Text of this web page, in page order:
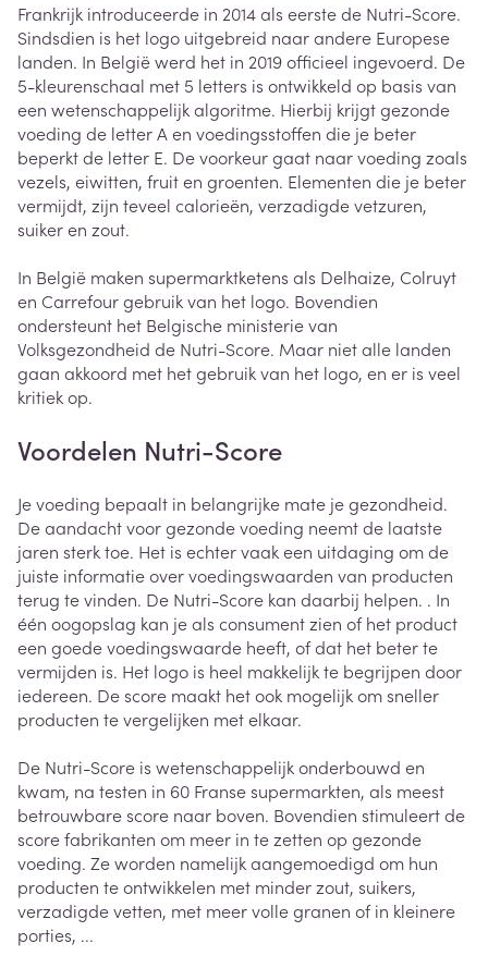
Frankrijk introduceerde in 2014 als eerste de Nutri-Score.
Sindsdien is het logo uitgebreid naar andere Europese
landen. In België werd het in 2019 officieel ingevoerd. De
5-kleurenschaal met 5 letters is ontwikkeld op basis van
een wetenschappelijk algoritme. Hierbij krijgt gezonde
voeding de letter A en voedingsstoffen die je beter
beperkt de letter E. De voorkeur gaat naar voeding zoals
vezels, eiwitten, fruit en groenten. Elementen die je beter
vermijdt, zijn teveel calorieën, verzadigde vetzuren,
suiker en zout.
In België maken supermarktketens als Delhaize, Colruyt
en Carrefour gebruik van het logo. Bovendien
ondersteunt het Belgische ministerie van
Volksgezondheid de Nutri-Score. Maar niet alle landen
gaan akkoord met het gebruik van het logo, en er is veel
kritiek op.
Voordelen Nutri-Score
Je voeding bepaalt in belangrijke mate je gezondheid.
De aandacht voor gezonde voeding neemt de laatste
jaren sterk toe. Het is echter vaak een uitdaging om de
juiste informatie over voedingswaarden van producten
terug te vinden. De Nutri-Score kan daarbij helpen. . In
één oogopslag kan je als consument zien of het product
een goede voedingswaarde heeft, of dat het beter te
vermijden is. Het logo is heel makkelijk te begrijpen door
iedereen. De score maakt het ook mogelijk om sneller
producten te vergelijken met elkaar.
De Nutri-Score is wetenschappelijk onderbouwd en
kwam, na testen in 60 Franse supermarkten, als meest
betrouwbare score naar boven. Bovendien stimuleert de
score fabrikanten om meer in te zetten op gezonde
voeding. Ze worden namelijk aangemoedigd om hun
producten te ontwikkelen met minder zout, suikers,
verzadigde vetten, met meer volle granen of in kleinere
porties, ...